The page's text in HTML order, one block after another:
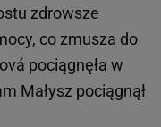
zdrowsze
co zmusza do
pociągnęła w
Małysz pociągnął